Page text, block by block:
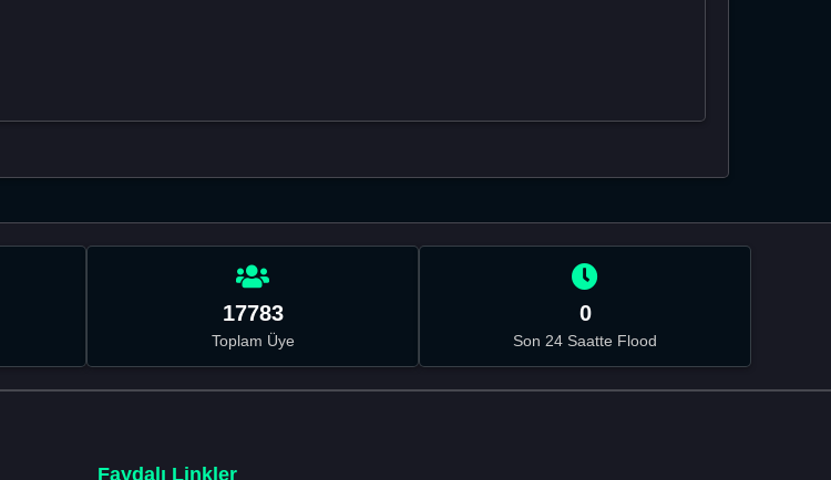
17783
Toplam Üye
0
Son 24 Saatte Flood
Faydalı Linkler